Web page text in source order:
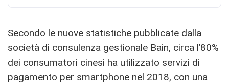
Secondo le nuove statistiche pubblicate dalla
società di consulenza gestionale Bain, circa l’80%
dei consumatori cinesi ha utilizzato servizi di
pagamento per smartphone nel 2018, con una